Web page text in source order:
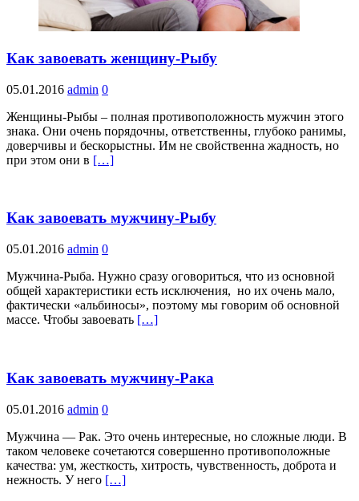
Как завоевать женщину-Рыбу
05.01.2016 admin 0
Женщины-Рыбы – полная противоположность мужчин этого
знака. Они очень порядочны, ответственны, глубоко ранимы,
доверчивы и бескорыстны. Им не свойственна жадность, но
при этом они в […]
Как завоевать мужчину-Рыбу
05.01.2016 admin 0
Мужчина-Рыба. Нужно сразу оговориться, что из основной
общей характеристики есть исключения, но их очень мало,
фактически «альбиносы», поэтому мы говорим об основной
массе. Чтобы завоевать […]
Как завоевать мужчину-Рака
05.01.2016 admin 0
Мужчина — Рак. Это очень интересные, но сложные люди. В
таком человеке сочетаются совершенно противоположные
качества: ум, жесткость, хитрость, чувственность, доброта и
нежность. У него […]